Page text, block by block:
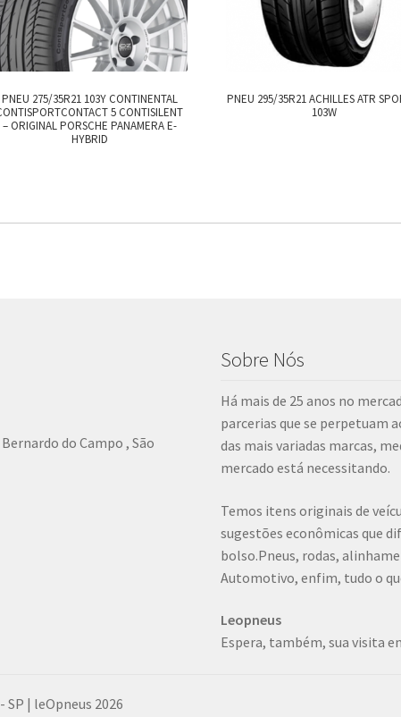
PNEU 275/35R21 103Y CONTINENTAL
5 CONTISILENT
– ORIGINAL PORSCHE PANAMERA E-
HYBRID
PNEU 295/35R21 ACHILLES ATR
103W
do Campo , São
Sobre Nós
Há mais de 25 anos no
parcerias que se perpetuam
das mais variadas marcas,
mercado está necessitando.
Temos itens originais de
sugestões econômicas que
bolso.Pneus, rodas,
Automotivo, enfim, tudo o
Leopneus
Espera, também, sua visita
SP | leOpneus 2026